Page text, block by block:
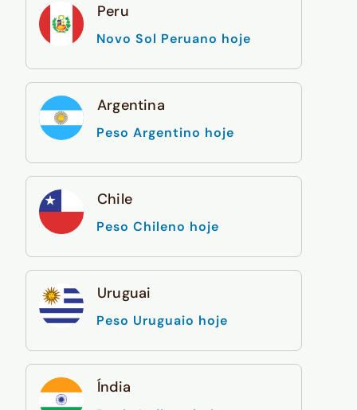
Peru
Novo Sol Peruano hoje
Argentina
Peso Argentino hoje
Chile
Peso Chileno hoje
Uruguai
Peso Uruguaio hoje
Índia